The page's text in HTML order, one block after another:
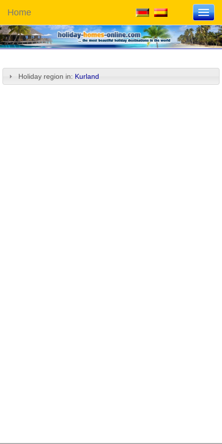
Home
Holiday region in: Kurland